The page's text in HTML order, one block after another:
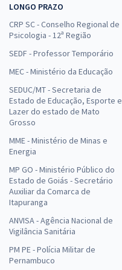
LONGO PRAZO
CRP SC - Conselho Regional de
Psicologia - 12ª Região
SEDF - Professor Temporário
MEC - Ministério da Educação
SEDUC/MT - Secretaria de
Estado de Educação, Esporte e
Lazer do estado de Mato
Grosso
MME - Ministério de Minas e
Energia
MP GO - Ministério Público do
Estado de Goiás - Secretário
Auxiliar da Comarca de
Itapuranga
ANVISA - Agência Nacional de
Vigilância Sanitária
PM PE - Polícia Militar de
Pernambuco